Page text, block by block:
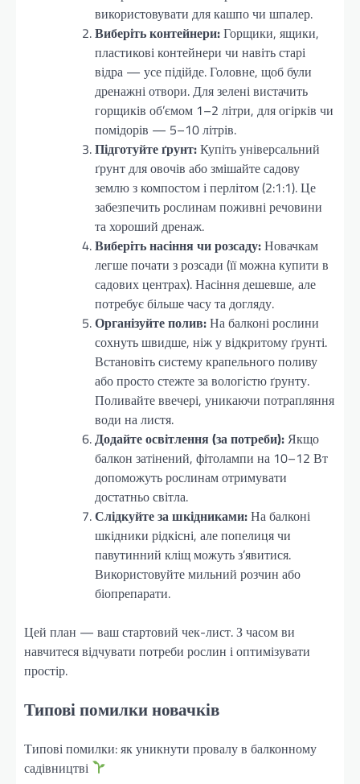
використовувати для кашпо чи шпалер.
Виберіть контейнери:Горщики, ящики,
пластикові контейнери чи навіть старі
відра — усе підійде. Головне, щоб були
дренажні отвори. Для зелені вистачить
горщиків об’ємом 1–2 літри, для огірків чи
помідорів — 5–10 літрів.
Підготуйте ґрунт:Купіть універсальний
ґрунт для овочів або змішайте садову
землю з компостом і перлітом (2:1:1). Це
забезпечить рослинам поживні речовини
та хороший дренаж.
Виберіть насіння чи розсаду:Новачкам
легше почати з розсади (її можна купити в
садових центрах). Насіння дешевше, але
потребує більше часу та догляду.
Організуйте полив:На балконі рослини
сохнуть швидше, ніж у відкритому ґрунті.
Встановіть систему крапельного поливу
або просто стежте за вологістю ґрунту.
Поливайте ввечері, уникаючи потрапляння
води на листя.
Додайте освітлення (за потреби):Якщо
балкон затінений, фітолампи на 10–12 Вт
допоможуть рослинам отримувати
достатньо світла.
Слідкуйте за шкідниками:На балконі
шкідники рідкісні, але попелиця чи
павутинний кліщ можуть з’явитися.
Використовуйте мильний розчин або
біопрепарати.
Цей план — ваш стартовий чек-лист. З часом ви
навчитеся відчувати потреби рослин і оптимізувати
простір.
Типові помилки новачків
Типові помилки: як уникнути провалу в балконному
садівництві